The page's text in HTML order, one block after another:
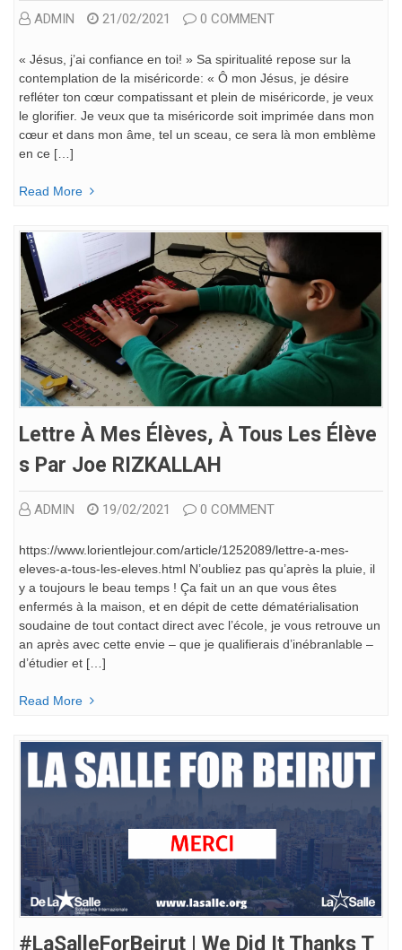
ADMIN 21/02/2021 0 COMMENT
« Jésus, j’ai confiance en toi! » Sa spiritualité repose sur la
contemplation de la miséricorde: « Ô mon Jésus, je désire
refléter ton cœur compatissant et plein de miséricorde, je veux
le glorifier. Je veux que ta miséricorde soit imprimée dans mon
cœur et dans mon âme, tel un sceau, ce sera là mon emblème
en ce […]
Read More
Lettre À Mes Élèves, À Tous Les Élève
S Par Joe RIZKALLAH
ADMIN 19/02/2021 0 COMMENT
https://www.lorientlejour.com/article/1252089/lettre-a-mes-
eleves-a-tous-les-eleves.html N’oubliez pas qu’après la pluie, il
y a toujours le beau temps ! Ça fait un an que vous êtes
enfermés à la maison, et en dépit de cette dématérialisation
soudaine de tout contact direct avec l’école, je vous retrouve un
an après avec cette envie – que je qualifierais d’inébranlable –
d’étudier et […]
Read More
#LaSalleForBeirut | We Did It Thanks T